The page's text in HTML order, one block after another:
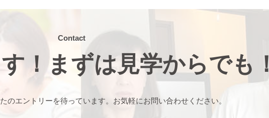
Contact
！まずは見学からでも！
のエントリーを待っています。お気軽にお問い合わせください。